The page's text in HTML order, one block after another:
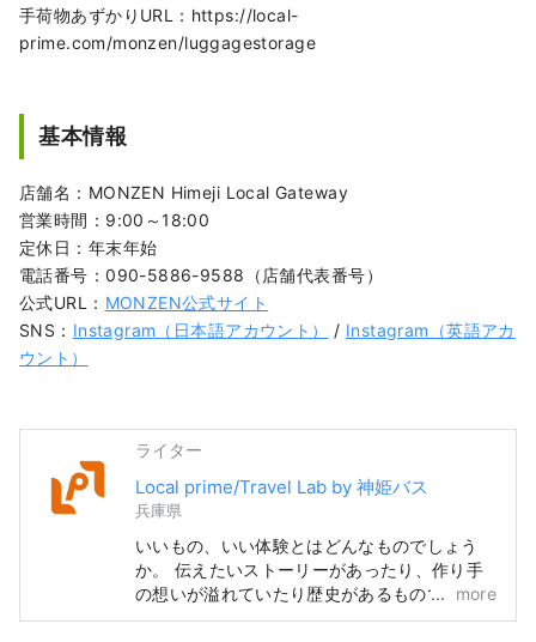
手荷物あずかりURL：https://local-
prime.com/monzen/luggagestorage
基本情報
店舗名：MONZEN Himeji Local Gateway
営業時間：9:00～18:00
定休日：年末年始
電話番号：090-5886-9588（店舗代表番号）
公式URL： MONZEN公式サイト
SNS： Instagram（日本語アカウント） / Instagram（英語アカ
ウント）
ライター
Local prime/Travel Lab by 神姫バス
兵庫県
いいもの、いい体験とはどんなものでしょう
か。 伝えたいストーリーがあったり、作り手
の想いが溢れていたり歴史があるものであった
り、地元の方に愛されていたりとたくさん特徴
more